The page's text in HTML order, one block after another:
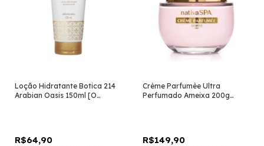
Loção Hidratante Botica 214
Arabian Oasis 150ml [O
R$64,90
Crème Parfumèe Ultra
Perfumado Ameixa 200g
R$149,90